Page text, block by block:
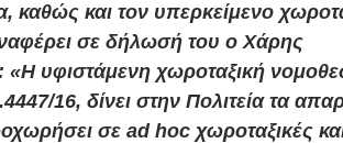
καθώς και τον υπερκείμενο
σε δήλωσή του οΧάρης
«Η υφιστάμενη χωροταξική
16, δίνει στην Πολιτεία τα
σε ad hoc χωροταξικές